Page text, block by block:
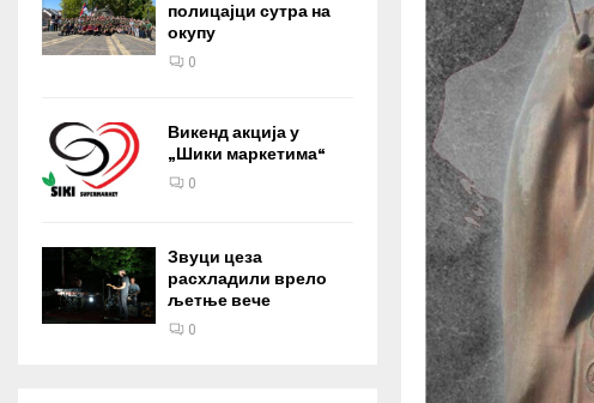
полицајци сутра на
окупу
0
Викенд акција у
„Шики маркетима“
0
Звуци цеза
расхладили врело
љетње вече
0